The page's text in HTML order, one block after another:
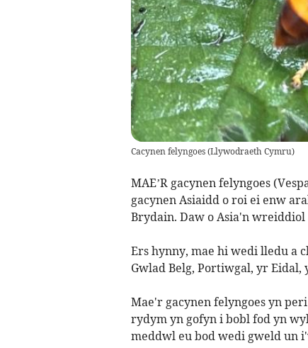
Cacynen felyngoes(Llywodraeth Cymru)
MAE’R gacynen felyngoes
gacynen Asiaidd o roi ei enw
Brydain. Daw o Asia'n
Ers hynny, mae hi wedi lledu a
Gwlad Belg, Portiwgal, yr Eidal,
Mae'r gacynen felyngoes yn
rydym yn gofyn i bobl fod yn
meddwl eu bod wedi gweld un